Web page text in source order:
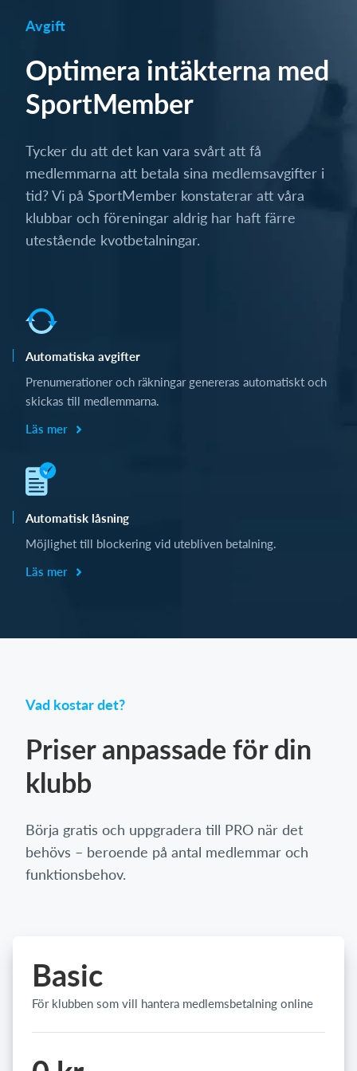
Avgift
Optimera intäkterna med
SportMember
Tycker du att det kan vara svårt att få
medlemmarna att betala sina medlemsavgifter i
tid? Vi på SportMember konstaterar att våra
klubbar och föreningar aldrig har haft färre
utestående kvotbetalningar.
Automatiska avgifter
Prenumerationer och räkningar genereras automatiskt och
skickas till medlemmarna.
Läs mer
Automatisk låsning
Möjlighet till blockering vid utebliven betalning.
Läs mer
Vad kostar det?
Priser anpassade för din
klubb
Börja gratis och uppgradera till PRO när det
behövs – beroende på antal medlemmar och
funktionsbehov.
Basic
För klubben som vill hantera medlemsbetalning online